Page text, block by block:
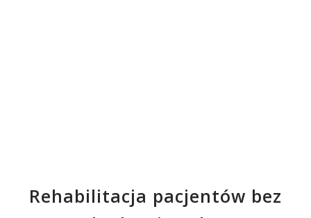
Rehabilitacja pacjentów bez